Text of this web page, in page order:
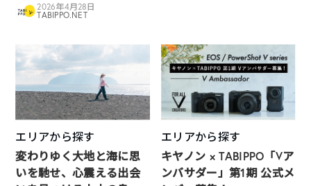
2026年4月28日
TABIPPO.NET
エリアから探す
変わりゆく大地と海に思
いを馳せ、心震える出会
エリアから探す
キヤノン × TABIPPO「Vア
ンバサダー」第1期 公式メ